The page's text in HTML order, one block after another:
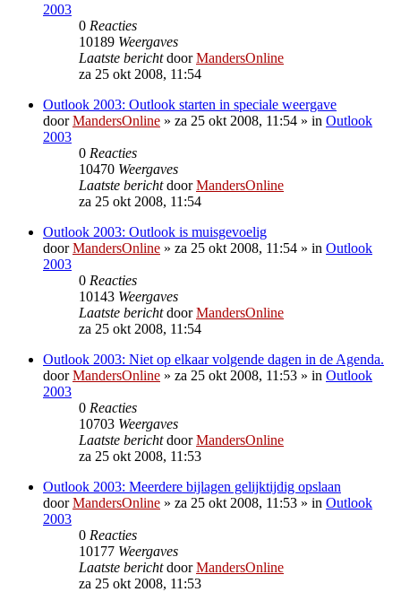
2003
0 Reacties
10189 Weergaves
Laatste berichtdoorMandersOnline
za 25 okt 2008, 11:54
Outlook 2003: Outlook starten in speciale weergave
doorMandersOnline » za 25 okt 2008, 11:54 » in Outlook
2003
0 Reacties
10470 Weergaves
Laatste berichtdoorMandersOnline
za 25 okt 2008, 11:54
Outlook 2003: Outlook is muisgevoelig
doorMandersOnline » za 25 okt 2008, 11:54 » in Outlook
2003
0 Reacties
10143 Weergaves
Laatste berichtdoorMandersOnline
za 25 okt 2008, 11:54
Outlook 2003: Niet op elkaar volgende dagen in de Agenda.
doorMandersOnline » za 25 okt 2008, 11:53 » in Outlook
2003
0 Reacties
10703 Weergaves
Laatste berichtdoorMandersOnline
za 25 okt 2008, 11:53
Outlook 2003: Meerdere bijlagen gelijktijdig opslaan
doorMandersOnline » za 25 okt 2008, 11:53 » in Outlook
2003
0 Reacties
10177 Weergaves
Laatste berichtdoorMandersOnline
za 25 okt 2008, 11:53